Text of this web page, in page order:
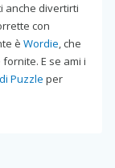
anche divertirti
con
è Wordie, che
E se ami i
Puzzle per